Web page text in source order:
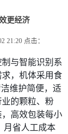
更经济
21:20 点击：
与智能识别系
，机体采用食
维护简便，适
的颗粒、粉
高效包装每小
月省人工成本